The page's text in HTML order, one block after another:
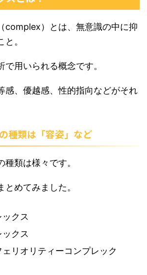
complex）とは、無意識の中に抑
。
用いられる概念です。
感、優越感、性的指向などがそれ
種類は「容姿」など
種類は様々です。
とめてみました。
クス
クス
リオリティーコンプレック